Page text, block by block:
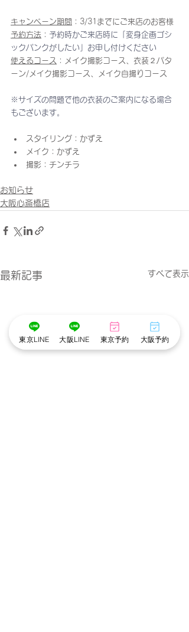
キャンペーン期間 ：3/31までにご来店のお客様
予約方法 ： 予約時かご来店時に「変身企画ゴシ
ックパンクがしたい」お申し付けください
使えるコース
：メイク撮影コース、衣装２パタ
ーン/メイク撮影コース、メイク自撮りコース
※サイズの問題で他の衣装のご案内になる場合
もございます。
スタイリング：かずえ
メイク：かずえ
撮影：チンチラ
お知らせ
大阪心斎橋店
最新記事 すべて表示
東京LINE 大阪LINE 東京予約 大阪予約